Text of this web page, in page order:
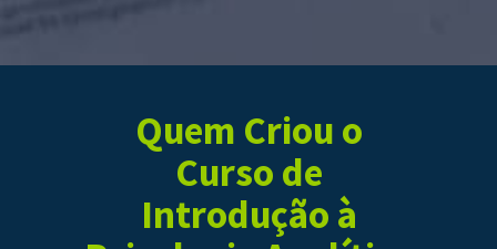
Quem Criou o
Curso de
Introdução à